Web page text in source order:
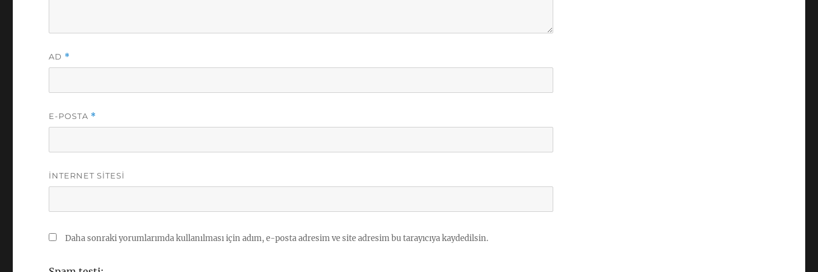
AD *
E-POSTA *
İNTERNET SITESI
Daha sonraki yorumlarımda kullanılması için adım, e-posta adresim ve site adresim bu tarayıcıya kaydedilsin.